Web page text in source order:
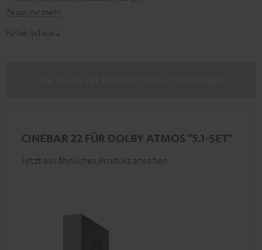
Zeige mir mehr
Farbe: Schwarz
CINEBAR 22 FÜR DOLBY ATMOS "5.1-SET"
Jetzt ein ähnliches Produkt ansehen